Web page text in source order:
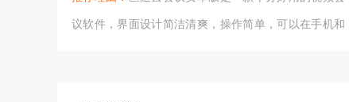
议软件，界面设计简洁清爽，操作简单，可以在手机和